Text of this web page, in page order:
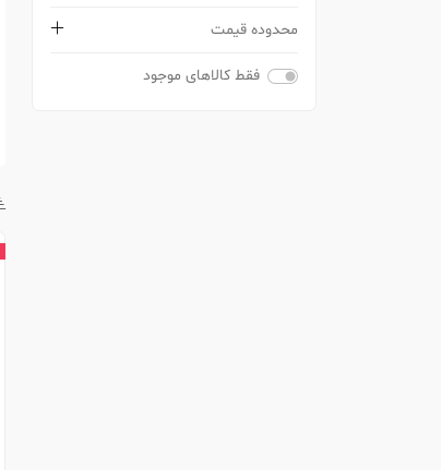
محدوده قیمت
فقط کالاهای موجود